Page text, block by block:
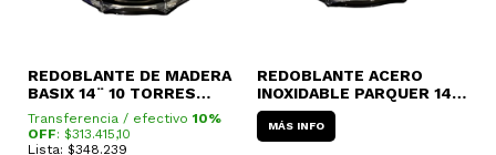
REDOBLANTE DE MADERA
BASIX 14¨ 10 TORRES
F801-122
Transferencia / efectivo 10%
OFF: $313.415,10
Lista: $348.239
REDOBLANTE ACERO
INOXIDABLE PARQUER 14¨
- 10 TORRES
MÁS INFO